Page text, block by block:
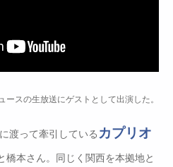
ースの生放送にゲストとして出演した。
渡って牽引している カプリオ
橋本さん。同じく関西を本拠地と